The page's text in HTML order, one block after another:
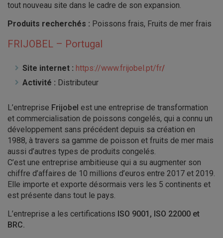
tout nouveau site dans le cadre de son expansion.
Produits recherchés : Poissons frais, Fruits de mer frais
FRIJOBEL – Portugal
Site internet : https://www.frijobel.pt/fr/
Activité : Distributeur
L’entreprise Frijobel est une entreprise de transformation
et commercialisation de poissons congelés, qui a connu un
développement sans précédent depuis sa création en
1988, à travers sa gamme de poisson et fruits de mer mais
aussi d’autres types de produits congelés.
C’est une entreprise ambitieuse qui a su augmenter son
chiffre d’affaires de 10 millions d’euros entre 2017 et 2019.
Elle importe et exporte désormais vers les 5 continents et
est présente dans tout le pays.
L’entreprise a les certifications ISO 9001, ISO 22000 et
BRC.